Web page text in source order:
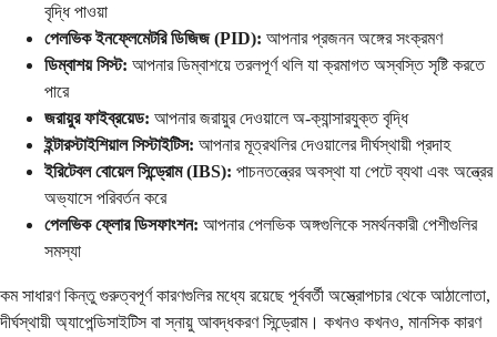
বৃদ্ধি পাওয়া
পেলভিক ইনফ্লেমেটরি ডিজিজ (PID): আপনার প্রজনন অঙ্গের সংক্রমণ
ডিম্বাশয় সিস্ট: আপনার ডিম্বাশয়ে তরলপূর্ণ থলি যা ক্রমাগত অস্বস্তি সৃষ্টি করতে
পারে
জরায়ুর ফাইব্রয়েড: আপনার জরায়ুর দেওয়ালে অ-ক্যান্সারযুক্ত বৃদ্ধি
ইন্টারস্টাইশিয়াল সিস্টাইটিস: আপনার মূত্রথলির দেওয়ালের দীর্ঘস্থায়ী প্রদাহ
ইরিটেবল বোয়েল সিন্ড্রোম (IBS): পাচনতন্ত্রের অবস্থা যা পেটে ব্যথা এবং অন্ত্রের
অভ্যাসে পরিবর্তন করে
পেলভিক ফ্লোর ডিসফাংশন: আপনার পেলভিক অঙ্গগুলিকে সমর্থনকারী পেশীগুলির
সমস্যা
কম সাধারণ কিন্তু গুরুত্বপূর্ণ কারণগুলির মধ্যে রয়েছে পূর্ববর্তী অস্ত্রোপচার থেকে আঠালোতা,
দীর্ঘস্থায়ী অ্যাপেন্ডিসাইটিস বা স্নায়ু আবদ্ধকরণ সিন্ড্রোম। কখনও কখনও, মানসিক কারণ